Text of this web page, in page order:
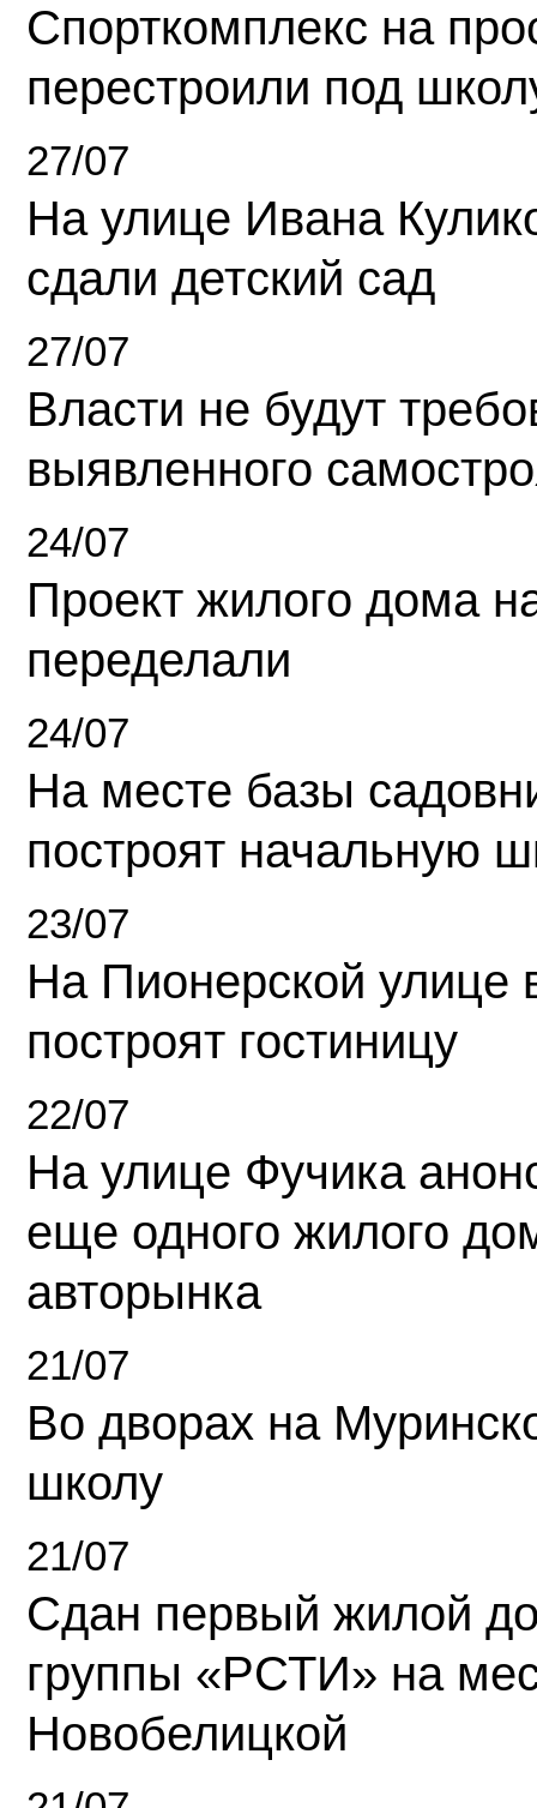
Спорткомплекс на
перестроили под
27/07
На улице Ивана
сдали детский сад
27/07
Власти не будут
выявленного
24/07
Проект жилого дома
переделали
24/07
На месте базы
построят начальную
23/07
На Пионерской улице
построят гостиницу
22/07
На улице Фучика
еще одного жилого
авторынка
21/07
Во дворах на
школу
21/07
Сдан первый жилой
группы «РСТИ» на
Новобелицкой